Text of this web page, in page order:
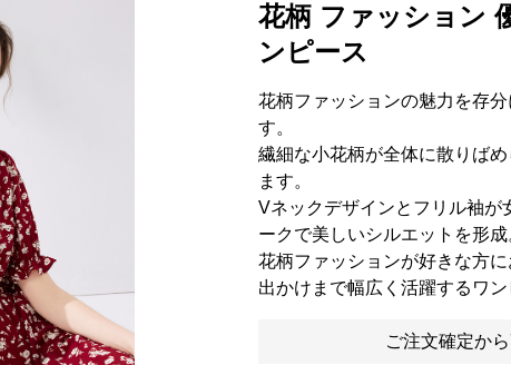
花柄 ファッション
ンピース
花柄ファッションの魅力を存
す。
繊細な小花柄が全体に散りば
ます。
Vネックデザインとフリル袖が
ークで美しいシルエットを形成
花柄ファッションが好きな方
出かけまで幅広く活躍するワン
ご注文確定か